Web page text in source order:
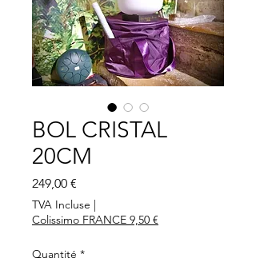
BOL CRISTAL
20CM
249,00 €
TVA Incluse |
Colissimo FRANCE 9,50 €
Quantité *